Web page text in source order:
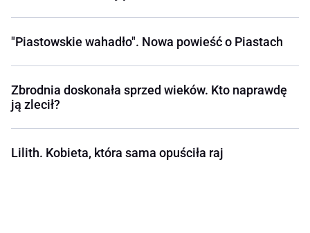
"Piastowskie wahadło". Nowa powieść o Piastach
Zbrodnia doskonała sprzed wieków. Kto naprawdę
ją zlecił?
Lilith. Kobieta, która sama opuściła raj